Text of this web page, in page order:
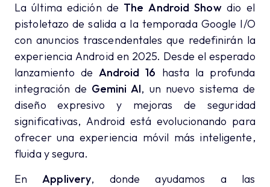
La última edición de The Android Showdio el
pistoletazo de salida a la temporada Google I/O
con anuncios trascendentales que redefinirán la
experiencia Android en 2025. Desde el esperado
lanzamiento de Android 16 hasta la profunda
integración de Gemini AI, un nuevo sistema de
diseño expresivo y mejoras de seguridad
significativas, Android está evolucionando para
ofrecer una experiencia móvil más inteligente,
fluida y segura.
En Applivery, donde ayudamos a las